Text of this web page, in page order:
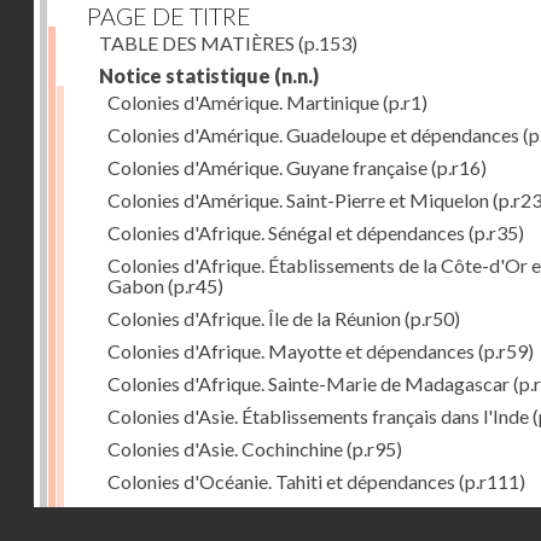
PAGE DE TITRE
TABLE DES MATIÈRES (p.153)
Notice statistique (n.n.)
Colonies d'Amérique. Martinique(p.r1)
Colonies d'Amérique. Guadeloupe et dépendances
Colonies d'Amérique. Guyane française(p.r16)
Colonies d'Amérique. Saint-Pierre et Miquelon
Colonies d'Afrique. Sénégal et dépendances (p.r35)
Colonies d'Afrique. Établissements de la Côte-d'Or
Gabon(p.r45)
Colonies d'Afrique. Île de la Réunion(p.r50)
Colonies d'Afrique. Mayotte et dépendances (p.r59)
Colonies d'Afrique. Sainte-Marie de Madagascar
Colonies d'Asie. Établissements français dans l'Inde
Colonies d'Asie. Cochinchine(p.r95)
Colonies d'Océanie. Tahiti et dépendances (p.r111)
Colonies d'Océanie. Nouvelle-Calédonie(p.r130)